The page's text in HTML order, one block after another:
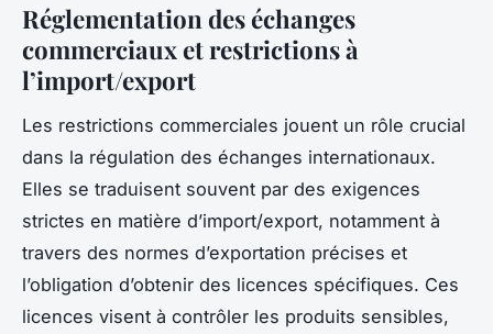
Réglementation des échanges
commerciaux et restrictions à
l’import/export
Les restrictions commerciales jouent un rôle crucial
dans la régulation des échanges internationaux.
Elles se traduisent souvent par des exigences
strictes en matière d’import/export, notamment à
travers des normes d’exportation précises et
l’obligation d’obtenir des licences spécifiques. Ces
licences visent à contrôler les produits sensibles,